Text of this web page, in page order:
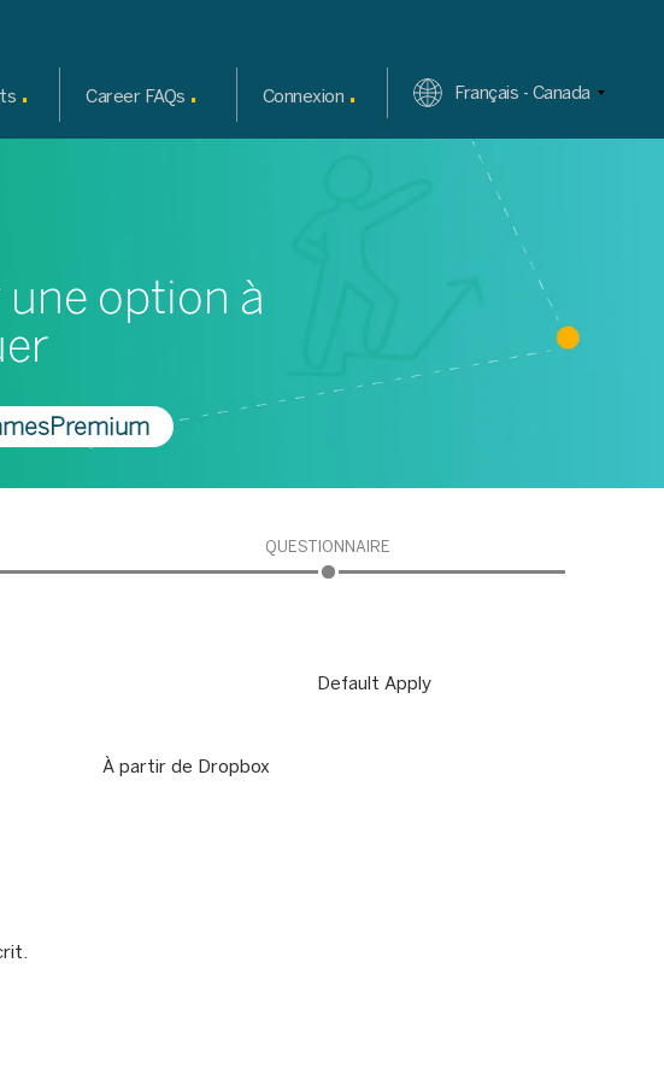
. Career FAQs . Connexion . Français - Canada
option à
QUESTIONNAIRE
Default Apply
À partir de Dropbox